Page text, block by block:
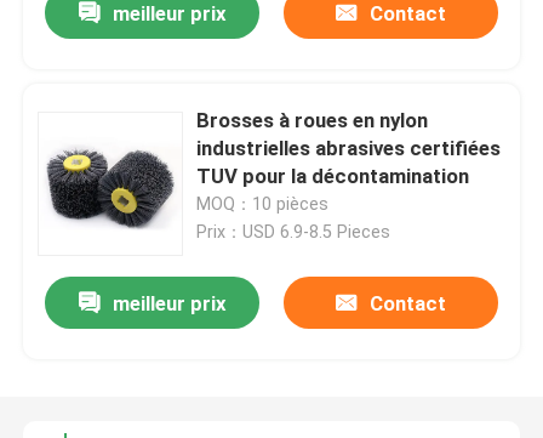
Aperçu
A propos de nous
meilleur prix Contact
Brosses à roues en nylon
industrielles abrasives certifiées
TUV pour la décontamination
MOQ：10 pièces
Prix：USD 6.9-8.5 Pieces
meilleur prix Contact
Roller à brosse cylindrique industriel rotatif métallique pour le nettoyage par bande transporteuse